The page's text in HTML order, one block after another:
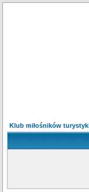
Klub miłośników